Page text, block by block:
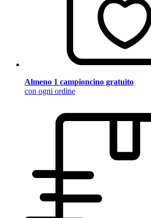
Almeno 1 campioncino gratuito
con ogni ordine